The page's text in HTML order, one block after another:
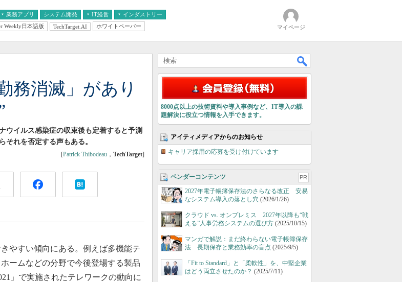
業務アプリ システム開発 IT経営
IT
インダストリー
医療IT
Weekly日本語版 TechTarget.AI ホワイトペーパー マイページ
務消滅」があり
ウイルス感染症の収束後も定着すると予測
それを否定する声もある。
[Patrick Thibodeau ， TechTarget]
やすい傾向にある。例えば多機能テ
ームなどの分野で今後登場する製品
」で実施されたテレワークの動向に
8000点以上の技術資料や導入事例など、IT導入の課
題解決に役立つ情報を入手できます。
アイティメディアからのお知らせ
キャリア採用の応募を受け付けています
ベンダーコンテンツ PR
2027年電子帳簿保存法のさらなる改正 安易
なシステム導入の落とし穴 (2026/1/26)
クラウド vs. オンプレミス 2027年以降も“戦
える”人事労務システムの選び方 (2025/10/15)
マンガで解説：まだ終わらない電子帳簿保存
法 長期保存と業務効率の盲点 (2025/9/5)
「Fit to Standard」と「柔軟性」を、中堅企業
はどう両立させたのか？ (2025/7/11)